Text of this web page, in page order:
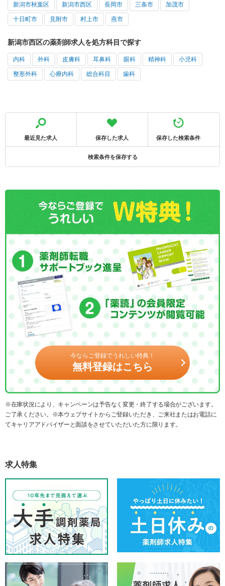
新潟市秋葉区 新潟市西区 長岡市 三条市 加茂市
十日町市 見附市 村上市 燕市
新潟市西区の薬剤師求人を処方科目で探す
内科 外科 皮膚科 耳鼻科 眼科 精神科 小児科
整形外科 心療内科 総合科目 歯科
最近見た求人 保存した求人 保存した検索条件
検索条件を保存する
今ならご登録でうれしい特典！
無料登録はこちら
※在庫状況により、キャンペーンは予告なく変更・終了する場合がございます。
ご了承ください。※本ウェブサイトからご登録いただき、ご来社またはお電話に
てキャリアアドバイザーと面談をさせていただいた方に限ります。
求人特集